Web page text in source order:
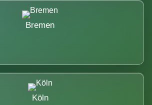
Bremen
Köln